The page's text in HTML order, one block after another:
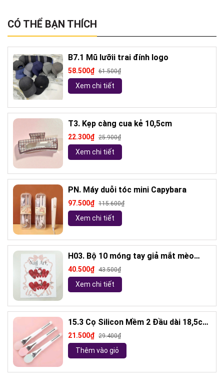
CÓ THỂ BẠN THÍCH
B7.1 Mũ lưỡii trai đính logo
58.500₫ 61.500₫
Xem chi tiết
T3. Kẹp càng cua kẻ 10,5cm
22.300₫ 25.900₫
Xem chi tiết
PN. Máy duỗi tóc mini Capybara
97.500₫ 115.600₫
Xem chi tiết
H03. Bộ 10 móng tay giả mắt mèo
kèm keo và giũa móng (ngẫu nhiên)
40.500₫ 43.500₫
Xem chi tiết
15.3 Cọ Silicon Mềm 2 Đầu dài 18,5cm
( ngẫu nhiên)
21.500₫ 29.400₫
Thêm vào giỏ